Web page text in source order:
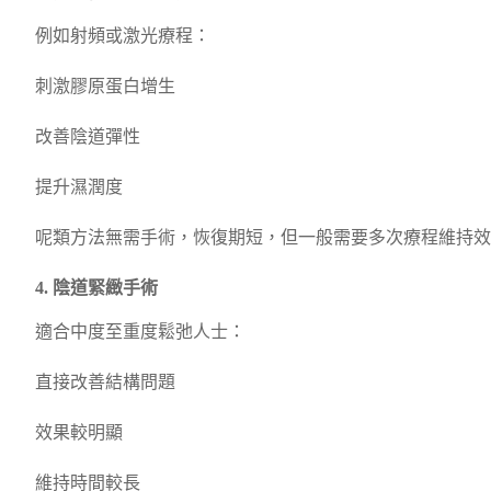
例如射頻或激光療程：
刺激膠原蛋白增生
改善陰道彈性
提升濕潤度
呢類方法無需手術，恢復期短，但一般需要多次療程維持
4. 陰道緊緻手術
適合中度至重度鬆弛人士：
直接改善結構問題
效果較明顯
維持時間較長